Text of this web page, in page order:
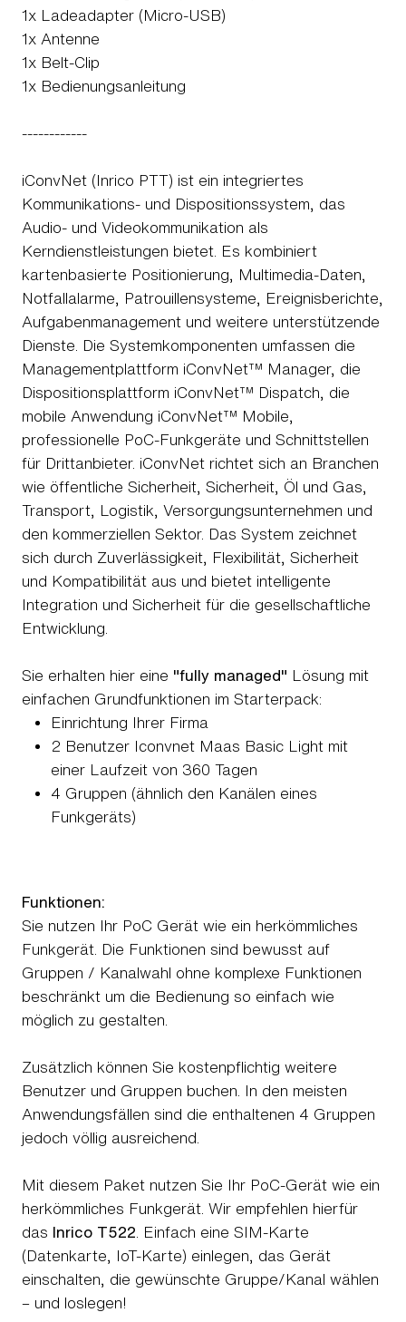
1x Ladeadapter (Micro-USB)
1x Antenne
1x Belt-Clip
1x Bedienungsanleitung
------------
iConvNet (Inrico PTT) ist ein integriertes
Kommunikations- und Dispositionssystem, das
Audio- und Videokommunikation als
Kerndienstleistungen bietet. Es kombiniert
kartenbasierte Positionierung, Multimedia-Daten,
Notfallalarme, Patrouillensysteme, Ereignisberichte,
Aufgabenmanagement und weitere unterstützende
Dienste. Die Systemkomponenten umfassen die
Managementplattform iConvNet™ Manager, die
Dispositionsplattform iConvNet™ Dispatch, die
mobile Anwendung iConvNet™ Mobile,
professionelle PoC-Funkgeräte und Schnittstellen
für Drittanbieter. iConvNet richtet sich an Branchen
wie öffentliche Sicherheit, Sicherheit, Öl und Gas,
Transport, Logistik, Versorgungsunternehmen und
den kommerziellen Sektor. Das System zeichnet
sich durch Zuverlässigkeit, Flexibilität, Sicherheit
und Kompatibilität aus und bietet intelligente
Integration und Sicherheit für die gesellschaftliche
Entwicklung.
Sie erhalten hier eine "fully managed" Lösung mit
einfachen Grundfunktionen im Starterpack:
Einrichtung Ihrer Firma
2 Benutzer Iconvnet Maas Basic Light mit
einer Laufzeit von 360 Tagen
4 Gruppen (ähnlich den Kanälen eines
Funkgeräts)
Funktionen:
Sie nutzen Ihr PoC Gerät wie ein herkömmliches
Funkgerät. Die Funktionen sind bewusst auf
Gruppen / Kanalwahl ohne komplexe Funktionen
beschränkt um die Bedienung so einfach wie
möglich zu gestalten.
Zusätzlich können Sie kostenpflichtig weitere
Benutzer und Gruppen buchen. In den meisten
Anwendungsfällen sind die enthaltenen 4 Gruppen
jedoch völlig ausreichend.
Mit diesem Paket nutzen Sie Ihr PoC-Gerät wie ein
herkömmliches Funkgerät. Wir empfehlen hierfür
das Inrico T522 . Einfach eine SIM-Karte
(Datenkarte, IoT-Karte) einlegen, das Gerät
einschalten, die gewünschte Gruppe/Kanal wählen
– und loslegen!